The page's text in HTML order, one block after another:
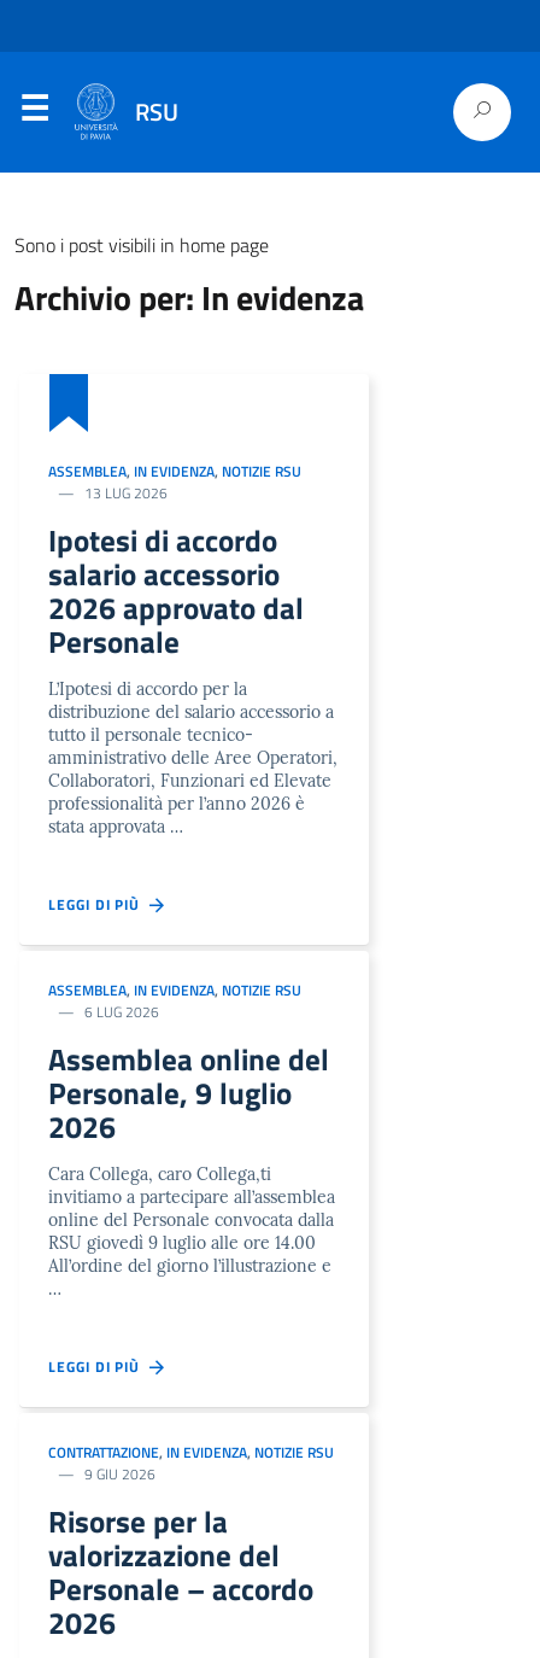
RSU
Sono i post visibili in home page
Archivio per: In evidenza
ASSEMBLEA, IN EVIDENZA, NOTIZIE RSU
13 LUG 2026
Ipotesi di accordo
salario accessorio
2026 approvato dal
Personale
L’Ipotesi di accordo per la
distribuzione del salario accessorio a
tutto il personale tecnico-
amministrativo delle Aree Operatori,
Collaboratori, Funzionari ed Elevate
professionalità per l’anno 2026 è
stata approvata …
LEGGI DI PIÙ
ASSEMBLEA, IN EVIDENZA, NOTIZIE RSU
6 LUG 2026
Assemblea online del
Personale, 9 luglio
2026
Cara Collega, caro Collega,ti
invitiamo a partecipare all’assemblea
online del Personale convocata dalla
RSU giovedì 9 luglio alle ore 14.00
All’ordine del giorno l’illustrazione e
…
LEGGI DI PIÙ
CONTRATTAZIONE, IN EVIDENZA, NOTIZIE RSU
9 GIU 2026
Risorse per la
valorizzazione del
Personale – accordo
2026